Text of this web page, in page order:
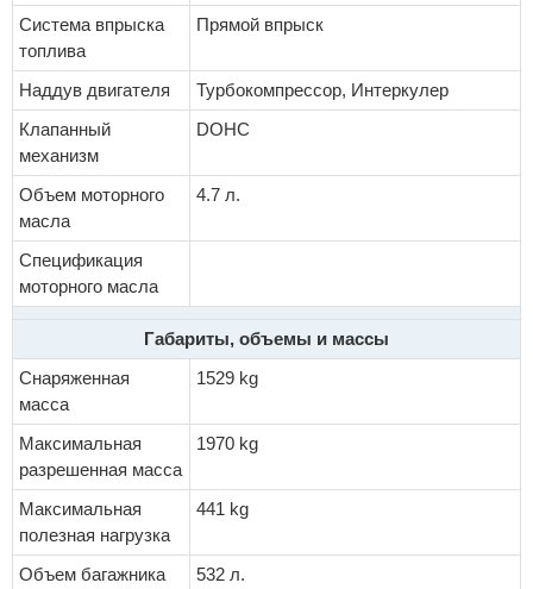
Система впрыска
топлива
Прямой впрыск
Наддув двигателя
Турбокомпрессор, Интеркулер
Клапанный
механизм
DOHC
Объем моторного
масла
4.7 л.
Спецификация
моторного масла
Габариты, объемы и массы
Снаряженная
масса
1529 kg
Максимальная
разрешенная масса
1970 kg
Максимальная
полезная нагрузка
441 kg
Объем багажника
532 л.